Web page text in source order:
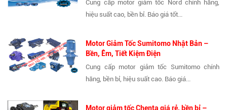
Cung cấp motor giảm tốc Nord chính hãng,
hiệu suất cao, bền bỉ. Báo giá tốt...
Motor Giảm Tốc Sumitomo Nhật Bản –
Bền, Êm, Tiết Kiệm Điện
Cung cấp motor giảm tốc Sumitomo chính
hãng, bền bỉ, hiệu suất cao. Báo giá...
Motor giảm tốc Chenta giá rẻ, bền bỉ –